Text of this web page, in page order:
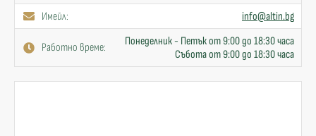
Имейл:
info@altin.bg
Работно време:
Понеделник - Петък от 9:00 до 18:30 часа
Събота от 9:00 до 18:30 часа